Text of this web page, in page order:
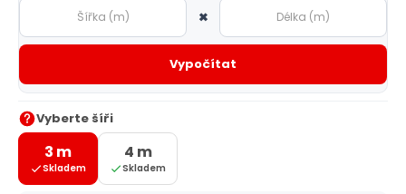
×
Vypočítat
Vyberte šíři
3 m
Skladem
4 m
Skladem